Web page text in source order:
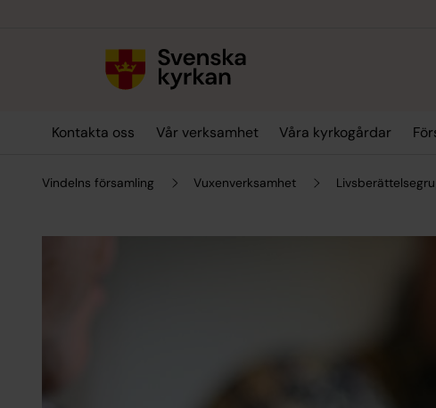
Kontakta oss Vår verksamhet Våra kyrkogårdar
Vindelns församling Vuxenverksamhet